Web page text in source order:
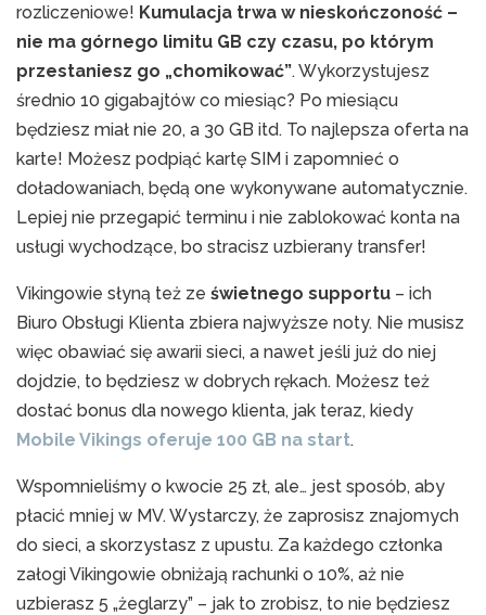
rozliczeniowe! Kumulacja trwa w nieskończoność –
nie ma górnego limitu GB czy czasu, po którym
przestaniesz go „chomikować”. Wykorzystujesz
średnio 10 gigabajtów co miesiąc? Po miesiącu
będziesz miał nie 20, a 30 GB itd. To najlepsza oferta na
karte! Możesz podpiąć kartę SIM i zapomnieć o
doładowaniach, będą one wykonywane automatycznie.
Lepiej nie przegapić terminu i nie zablokować konta na
usługi wychodzące, bo stracisz uzbierany transfer!
Vikingowie słyną też ze świetnego supportu – ich
Biuro Obsługi Klienta zbiera najwyższe noty. Nie musisz
więc obawiać się awarii sieci, a nawet jeśli już do niej
dojdzie, to będziesz w dobrych rękach. Możesz też
dostać bonus dla nowego klienta, jak teraz, kiedy
Mobile Vikings oferuje 100 GB na start.
Wspomnieliśmy o kwocie 25 zł, ale… jest sposób, aby
płacić mniej w MV. Wystarczy, że zaprosisz znajomych
do sieci, a skorzystasz z upustu. Za każdego członka
załogi Vikingowie obniżają rachunki o 10%, aż nie
uzbierasz 5 „żeglarzy” – jak to zrobisz, to nie będziesz